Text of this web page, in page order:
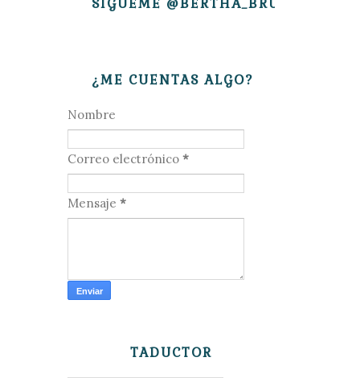
¿ME CUENTAS ALGO?
Nombre
Correo electrónico *
Mensaje *
TADUCTOR